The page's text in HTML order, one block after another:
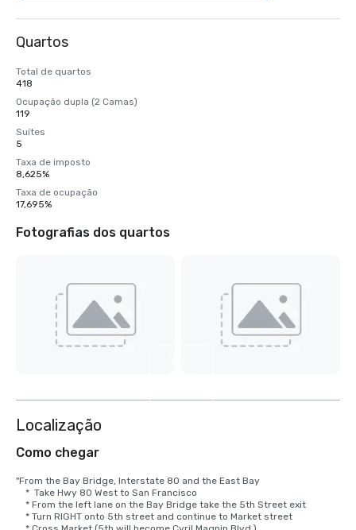
Quartos
Total de quartos
418
Ocupação dupla (2 Camas)
119
Suítes
5
Taxa de imposto
8,625%
Taxa de ocupação
17,695%
Fotografias dos quartos
Localização
Como chegar
"From the Bay Bridge, Interstate 80 and the East Bay
    *  Take Hwy 80 West to San Francisco
    * From the left lane on the Bay Bridge take the 5th Street exit
    * Turn RIGHT onto 5th street and continue to Market street